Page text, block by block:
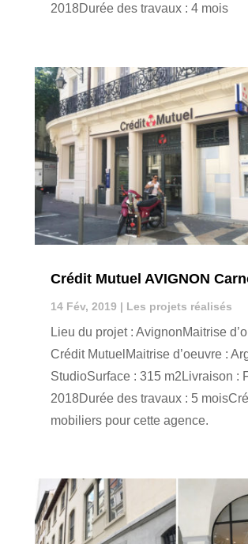
2018Durée des travaux : 4 mois
Crédit Mutuel AVIGNON
14 Fév, 2019 | Les projets réalisés
Lieu du projet : AvignonMaitrise
Crédit MutuelMaitrise d’oeuvre :
StudioSurface : 315 m2Livraison :
2018Durée des travaux : 5
mobiliers pour cette agence.